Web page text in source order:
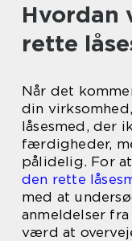
Hvordan
rette
Når det
din
låsesmed, der
færdigheder,
pålidelig. For
den rette
med at
anmeldelser
værd at